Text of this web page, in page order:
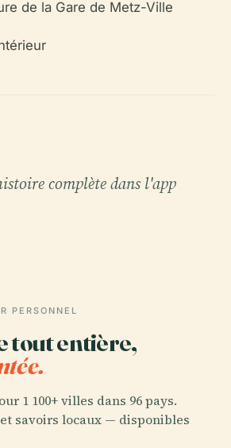
complète dans l'app
PERSONNEL
tout entière,
1 100+ villes dans 96 pays.
savoirs locaux — disponibles